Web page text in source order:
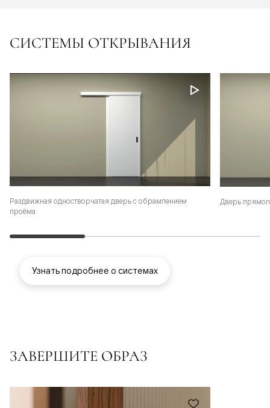
СИСТЕМЫ ОТКРЫВАНИЯ
Раздвижная одностворчатая дверь с обрамлением
проёма
Дверь
Узнать подробнее о системах
ЗАВЕРШИТЕ ОБРАЗ